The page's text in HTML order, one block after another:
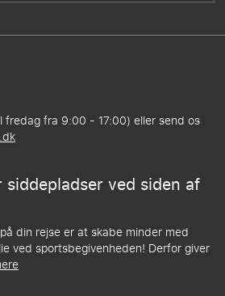
fra 9:00 - 17:00) eller send os
ved siden af
din rejse er at skabe minder med
ved sportsbegivenheden! Derfor giver